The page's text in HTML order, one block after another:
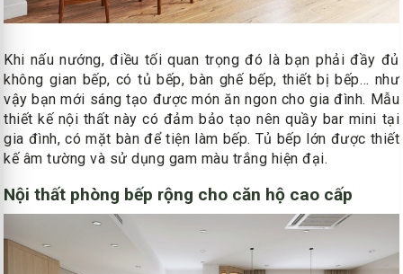
Khi nấu nướng, điều tối quan trọng đó là bạn phải đầy đủ
không gian bếp, có tủ bếp, bàn ghế bếp, thiết bị bếp… như
vậy bạn mới sáng tạo được món ăn ngon cho gia đình. Mẫu
thiết kế nội thất này có đảm bảo tạo nên quầy bar mini tại
gia đình, có mặt bàn để tiện làm bếp. Tủ bếp lớn được thiết
kế âm tường và sử dụng gam màu trắng hiện đại.
Nội thất phòng bếp rộng cho căn hộ cao cấp